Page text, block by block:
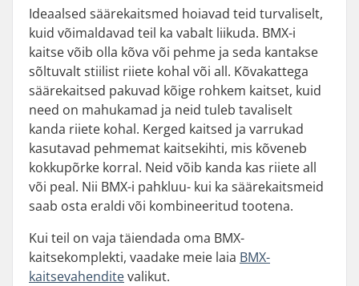
Ideaalsed säärekaitsmed hoiavad teid turvaliselt,
kuid võimaldavad teil ka vabalt liikuda. BMX-i
kaitse võib olla kõva või pehme ja seda kantakse
sõltuvalt stiilist riiete kohal või all. Kõvakattega
säärekaitsed pakuvad kõige rohkem kaitset, kuid
need on mahukamad ja neid tuleb tavaliselt
kanda riiete kohal. Kerged kaitsed ja varrukad
kasutavad pehmemat kaitsekihti, mis kõveneb
kokkupõrke korral. Neid võib kanda kas riiete all
või peal. Nii BMX-i pahkluu- kui ka säärekaitsmeid
saab osta eraldi või kombineeritud tootena.
Kui teil on vaja täiendada oma BMX-
kaitsekomplekti, vaadake meie laia BMX-
kaitsevahenditevalikut.